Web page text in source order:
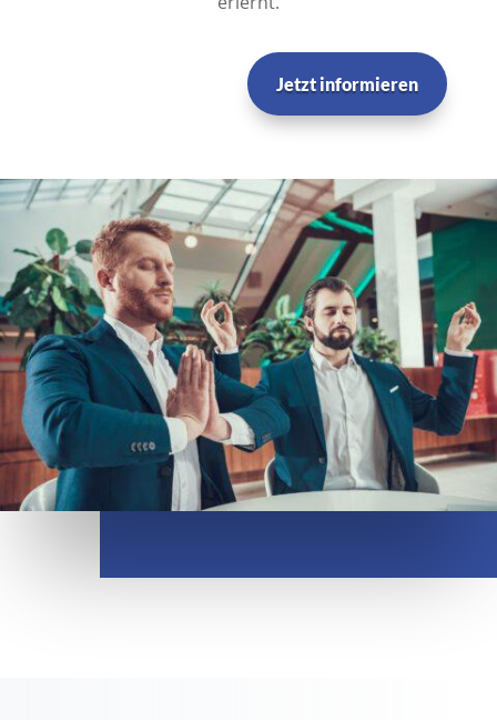
Jetzt informieren